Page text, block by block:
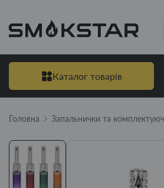
Каталог товарів
Головна Запальнички та